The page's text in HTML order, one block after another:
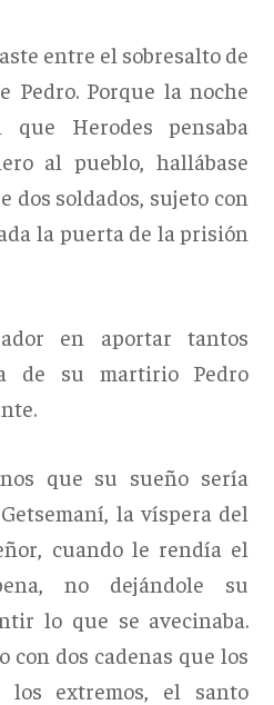
entre el sobresalto de
Pedro. Porque la noche
Herodes pensaba
al pueblo, hallábase
dos soldados, sujeto con
la puerta de la prisión
en aportar tantos
de su martirio Pedro
que su sueño sería
la víspera del
cuando le rendía el
no dejándole su
lo que se avecinaba.
con dos cadenas que los
los extremos, el santo